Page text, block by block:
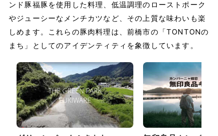
ンド豚福豚を使用した料理、低温調理のローストポーク
やジューシーなメンチカツなど、その上質な味わいも楽
しめます。これらの豚肉料理は、前橋市の「TONTONの
まち」としてのアイデンティティを象徴しています。